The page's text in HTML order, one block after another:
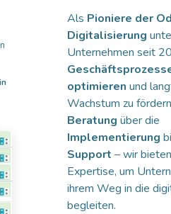
Als Pioniere der
Digitalisierung
Unternehmen seit
optimieren und
Wachstum zu
Beratung über die
Implementierung
Support – wir
Expertise, um
ihrem Weg in die
begleiten.